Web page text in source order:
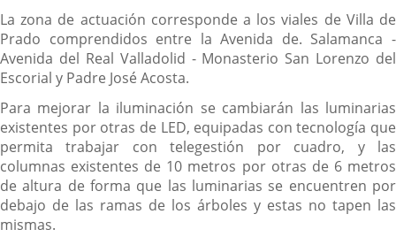
La zona de actuación corresponde a los viales de Villa de
Prado comprendidos entre la Avenida de. Salamanca -
Avenida del Real Valladolid - Monasterio San Lorenzo del
Escorial y Padre José Acosta.
Para mejorar la iluminación se cambiarán las luminarias
existentes por otras de LED, equipadas con tecnología que
permita trabajar con telegestión por cuadro, y las
columnas existentes de 10 metros por otras de 6 metros
de altura de forma que las luminarias se encuentren por
debajo de las ramas de los árboles y estas no tapen las
mismas.